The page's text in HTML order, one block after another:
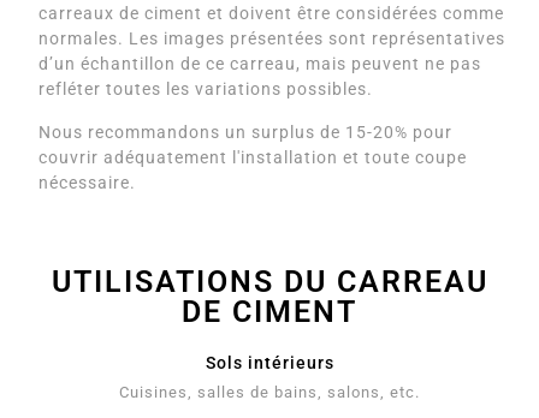
carreaux de ciment et doivent être considérées comme
normales. Les images présentées sont représentatives
d’un échantillon de ce carreau, mais peuvent ne pas
refléter toutes les variations possibles.
Nous recommandons un surplus de 15-20% pour
couvrir adéquatement l'installation et toute coupe
nécessaire.
UTILISATIONS DU CARREAU
DE CIMENT
Sols intérieurs
Cuisines, salles de bains, salons, etc.